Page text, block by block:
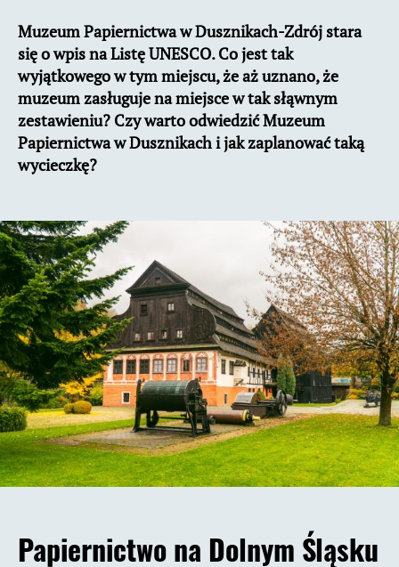
w
Dusznikach
Muzeum Papiernictwa w Dusznikach-Zdrój stara
się o wpis na Listę UNESCO. Co jest tak
wyjątkowego w tym miejscu, że aż uznano, że
muzeum zasługuje na miejsce w tak słąwnym
zestawieniu? Czy warto odwiedzić Muzeum
Papiernictwa w Dusznikach i jak zaplanować taką
wycieczkę?
Papiernictwo na Dolnym Śląsku